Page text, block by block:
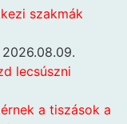
szakmák
2026.08.09.
lecsúszni
a tiszások a